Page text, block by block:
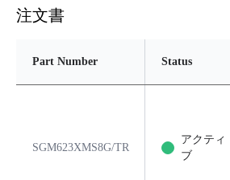
注文書
Part Number Status
SGM623XMS8G/TR
アクティ
ブ